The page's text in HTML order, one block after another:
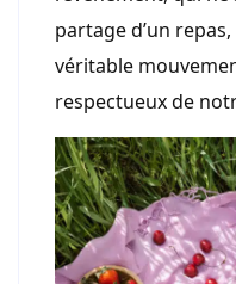
partage d’un
véritable
respectueux de